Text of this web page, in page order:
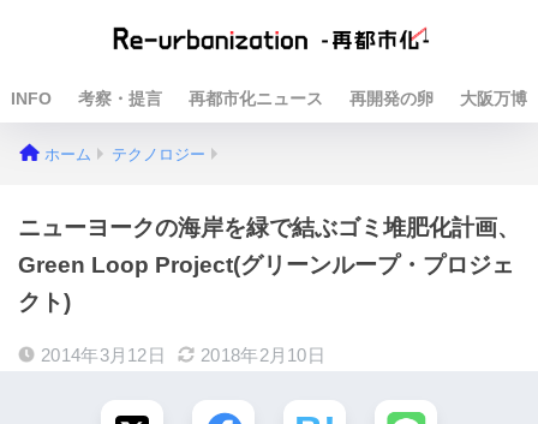
INFO 考察・提言 再都市化ニュース 再開発の卵 大阪万博
ホーム テクノロジー
ニューヨークの海岸を緑で結ぶゴミ堆肥化計画、
Green Loop Project(グリーンループ・プロジェ
クト)
2014年3月12日 2018年2月10日